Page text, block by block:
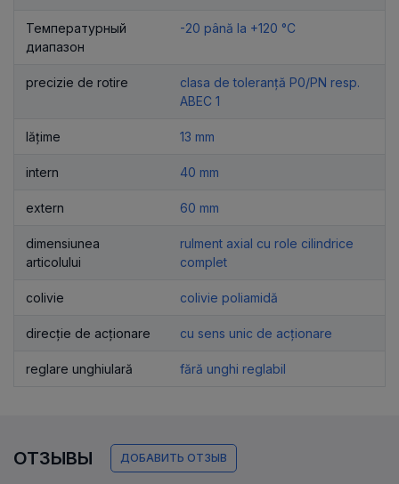
Температурный
диапазон
-20 până la +120 °C
precizie de rotire
clasa de toleranță P0/PN resp.
ABEC 1
lățime 13 mm
intern 40 mm
extern 60 mm
dimensiunea
articolului
rulment axial cu role cilindrice
complet
colivie colivie poliamidă
direcție de acționare cu sens unic de acționare
reglare unghiulară fără unghi reglabil
ОТЗЫВЫ ДОБАВИТЬ ОТЗЫВ